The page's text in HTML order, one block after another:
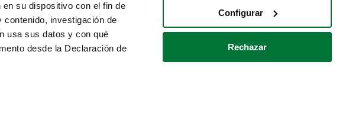
su dispositivo con el fin de
contenido, investigación de
usa sus datos y con qué
desde la Declaración de
Configurar
Rechazar